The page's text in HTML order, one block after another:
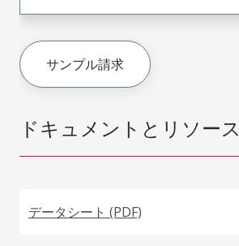
ドキュメントとリソース
データシート (PDF)
サンプル請求